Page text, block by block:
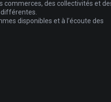
commerces, des collectivités et
disponibles et à l’écoute des